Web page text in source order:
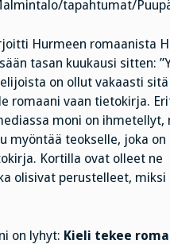
tapahtumat/
Hurmeen romaanista
tasan kuukausi sitten:
on ollut vakaasti
romaani vaan tietokirja.
moni on ihmetellyt,
myöntää teokselle, joka on
Kortilla ovat olleet ne
olisivat perustelleet, miksi
on lyhyt: Kieli tekee